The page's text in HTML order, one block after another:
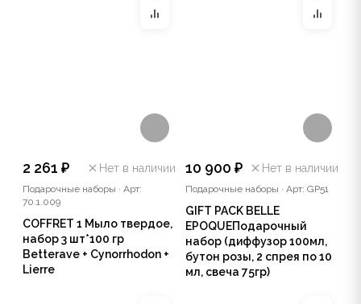
2 261 ₽ Нет в наличии
Подарочные наборы · Арт:
70.1.009
COFFRET 1 Мыло твердое,
набор 3 шт*100 гр
Betterave + Cynorrhodon +
Lierre
10 900 ₽ Нет в наличии
Подарочные наборы · Арт: GP51
GIFT PACK BELLE
EPOQUEПодарочный
набор (диффузор 100мл,
бутон розы, 2 спрея по 10
мл, свеча 75гр)